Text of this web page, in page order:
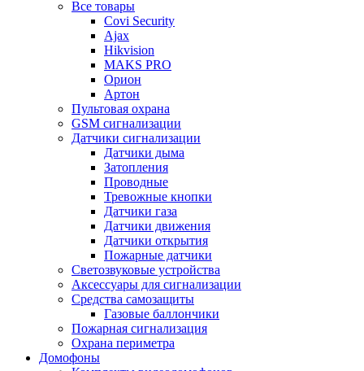
Все товары
Covi Security
Ajax
Hikvision
MAKS PRO
Орион
Артон
Пультовая охрана
GSM сигнализации
Датчики сигнализации
Датчики дыма
Затопления
Проводные
Тревожные кнопки
Датчики газа
Датчики движения
Датчики открытия
Пожарные датчики
Светозвуковые устройства
Аксессуары для сигнализации
Средства самозащиты
Газовые баллончики
Пожарная сигнализация
Охрана периметра
Домофоны